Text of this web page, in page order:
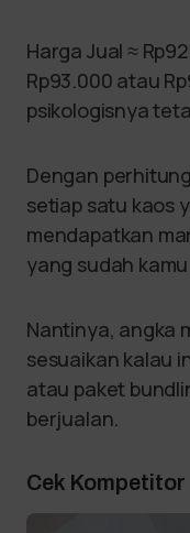
Harga Jual ≈
Rp93.000 atau
psikologisnya
Dengan
setiap satu kaos
mendapatkan
yang sudah
Nantinya, angka
sesuaikan kalau
atau paket
berjualan.
Cek Kompetitor